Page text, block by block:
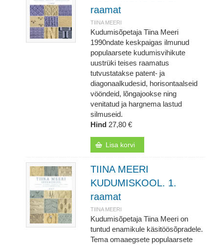
raamat
TIINA MEERI
Kudumisõpetaja Tiina Meeri
1990ndate keskpaigas ilmunud
populaarsete kudumisvihikute
uustrüki teises raamatus
tutvustatakse patent- ja
diagonaalkudesid, horisontaalseid
vööndeid, lõngajookse ning
venitatud ja hargnema lastud
silmuseid.
Hind 27,80 €
Lisa korvi
TIINA MEERI
KUDUMISKOOL. 1.
raamat
TIINA MEERI
Kudumisõpetaja Tiina Meeri on
tuntud enamikule käsitöösõpradele.
Tema omaaegsete populaarsete